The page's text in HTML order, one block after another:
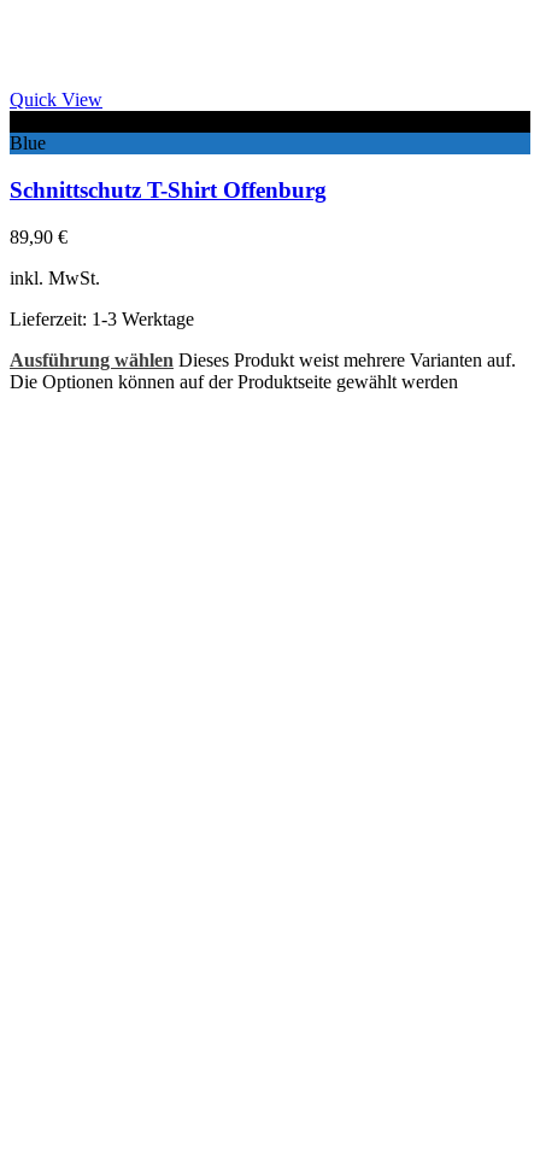
Quick View
Blue
Schnittschutz T-Shirt Offenburg
89,90 €
inkl. MwSt.
Lieferzeit: 1-3 Werktage
Ausführung wählen Dieses Produkt weist mehrere Varianten auf.
Die Optionen können auf der Produktseite gewählt werden